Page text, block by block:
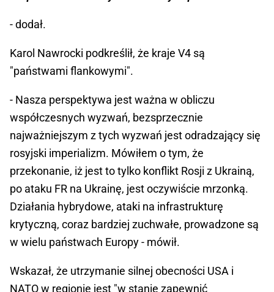
- dodał.
Karol Nawrocki podkreślił, że kraje V4 są
"państwami flankowymi".
- Nasza perspektywa jest ważna w obliczu
współczesnych wyzwań, bezsprzecznie
najważniejszym z tych wyzwań jest odradzający się
rosyjski imperializm. Mówiłem o tym, że
przekonanie, iż jest to tylko konflikt Rosji z Ukrainą,
po ataku FR na Ukrainę, jest oczywiście mrzonką.
Działania hybrydowe, ataki na infrastrukturę
krytyczną, coraz bardziej zuchwałe, prowadzone są
w wielu państwach Europy - mówił.
Wskazał, że utrzymanie silnej obecności USA i
NATO w regionie jest "w stanie zapewnić